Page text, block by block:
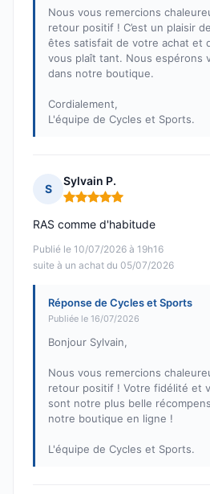
Nous vous remercions
retour positif ! C’est un plaisir
êtes satisfait de votre achat et
vous plaît tant. Nous espérons
dans notre boutique.
Cordialement,
L'équipe de Cycles et Sports.
S
Sylvain P.
Note : 5 sur 5
Publié le 10/07/2026 à 19h16
suite à un achat du 05/07/2026
RAS comme d'habitude
Réponse de Cycles et Sports
Publiée le 16/07/2026
Bonjour Sylvain,
Nous vous remercions
retour positif ! Votre fidélité et
sont notre plus belle
notre boutique en ligne !
L'équipe de Cycles et Sports.